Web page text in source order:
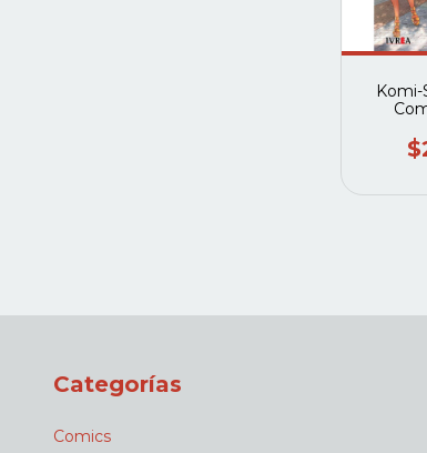
Komi-
Categorías
Comics